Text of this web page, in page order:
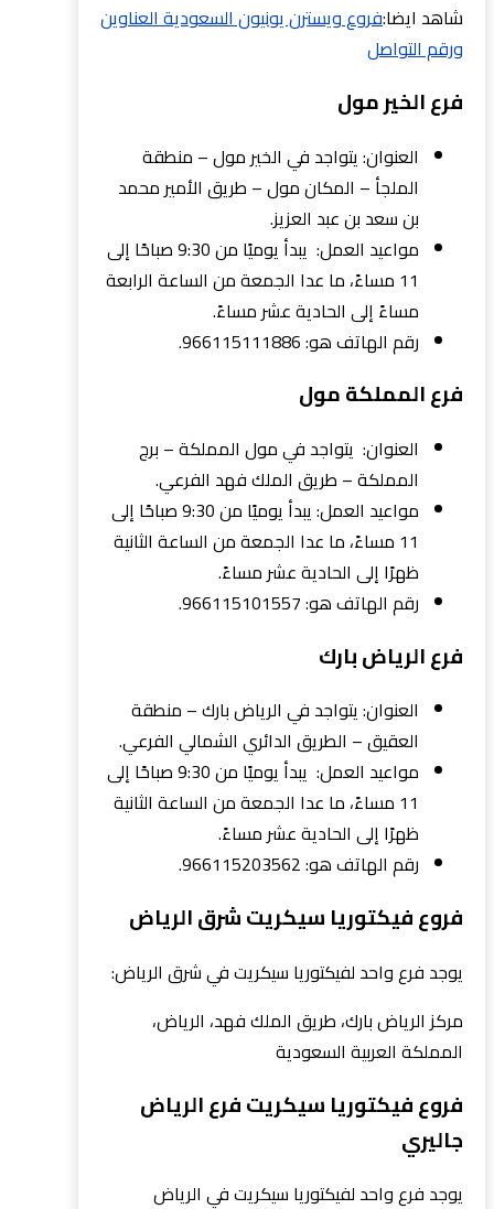
شاهد ايضا:فروع ويسترن يونيون السعودية العناوين
ورقم التواصل
فرع الخير مول
العنوان: يتواجد في الخير مول – منطقة
الملجأ – المكان مول – طريق الأمير محمد
بن سعد بن عبد العزيز.
مواعيد العمل: يبدأ يوميًا من 9:30 صباحًا إلى
11 مساءً، ما عدا الجمعة من الساعة الرابعة
مساءً إلى الحادية عشر مساءً.
رقم الهاتف هو: 966115111886.
فرع المملكة مول
العنوان: يتواجد في مول المملكة – برج
المملكة – طريق الملك فهد الفرعي.
مواعيد العمل: يبدأ يوميًا من 9:30 صباحًا إلى
11 مساءً، ما عدا الجمعة من الساعة الثانية
ظهرًا إلى الحادية عشر مساءً.
رقم الهاتف هو: 966115101557.
فرع الرياض بارك
العنوان: يتواجد في الرياض بارك – منطقة
العقيق – الطريق الدائري الشمالي الفرعي.
مواعيد العمل: يبدأ يوميًا من 9:30 صباحًا إلى
11 مساءً، ما عدا الجمعة من الساعة الثانية
ظهرًا إلى الحادية عشر مساءً.
رقم الهاتف هو: 966115203562.
فروع فيكتوريا سيكريت شرق الرياض
يوجد فرع واحد لفيكتوريا سيكريت في شرق الرياض:
مركز الرياض بارك، طريق الملك فهد، الرياض،
المملكة العربية السعودية
فروع فيكتوريا سيكريت فرع الرياض
جاليري
يوجد فرع واحد لفيكتوريا سيكريت في الرياض